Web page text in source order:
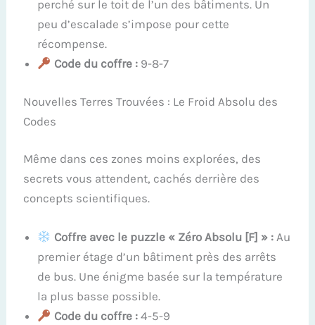
perché sur le toit de l’un des bâtiments. Un
peu d’escalade s’impose pour cette
récompense.
Code du coffre :9-8-7
Nouvelles Terres Trouvées : Le Froid Absolu des
Codes
Même dans ces zones moins explorées, des
secrets vous attendent, cachés derrière des
concepts scientifiques.
Coffre avec le puzzle « Zéro Absolu [F] » :Au
premier étage d’un bâtiment près des arrêts
de bus. Une énigme basée sur la température
la plus basse possible.
Code du coffre :4-5-9